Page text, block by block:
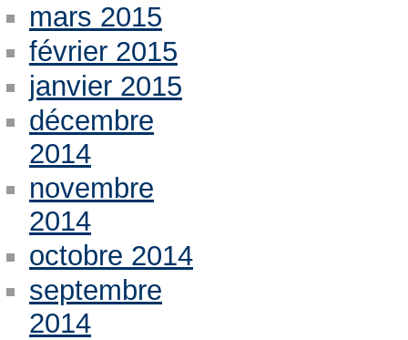
mars 2015
février 2015
janvier 2015
décembre
2014
novembre
2014
octobre 2014
septembre
2014